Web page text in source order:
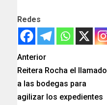
Redes
Anterior
Reitera Rocha el llamado
a las bodegas para
agilizar los expedientes